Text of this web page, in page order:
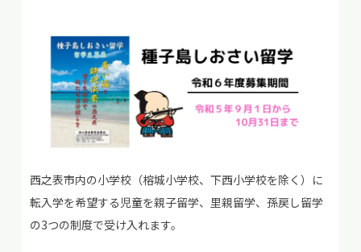
西之表市内の小学校（榕城小学校、下西小学校を除く）に
転入学を希望する児童を親子留学、里親留学、孫戻し留学
の3つの制度で受け入れます。